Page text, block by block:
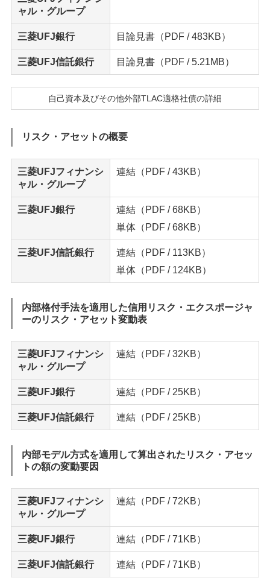
ャル・グループ
三菱UFJ銀行 目論見書 （PDF / 483KB）
三菱UFJ信託銀行 目論見書 （PDF / 5.21MB）
自己資本及びその他外部TLAC適格社債の詳細
リスク・アセットの概要
三菱UFJフィナンシ
ャル・グループ
連結 （PDF / 43KB）
三菱UFJ銀行 連結 （PDF / 68KB）
単体 （PDF / 68KB）
三菱UFJ信託銀行 連結 （PDF / 113KB）
単体 （PDF / 124KB）
内部格付手法を適用した信用リスク・エクスポージャ
ーのリスク・アセット変動表
三菱UFJフィナンシ
ャル・グループ
連結 （PDF / 32KB）
三菱UFJ銀行 連結 （PDF / 25KB）
三菱UFJ信託銀行 連結 （PDF / 25KB）
内部モデル方式を適用して算出されたリスク・アセッ
トの額の変動要因
三菱UFJフィナンシ
ャル・グループ
連結 （PDF / 72KB）
三菱UFJ銀行 連結 （PDF / 71KB）
三菱UFJ信託銀行 連結 （PDF / 71KB）